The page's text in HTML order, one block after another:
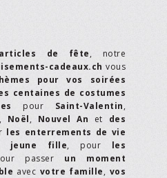
de fête, notre
cadeaux.ch vous
pour vos soirées
centaines de costumes
pour Saint-Valentin,
, Noël, Nouvel An et des
les enterrements de vie
jeune fille, pour les
passer un moment
avec votre famille, vos